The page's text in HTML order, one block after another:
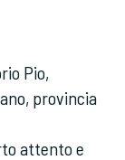
Pio,
provincia
attento e